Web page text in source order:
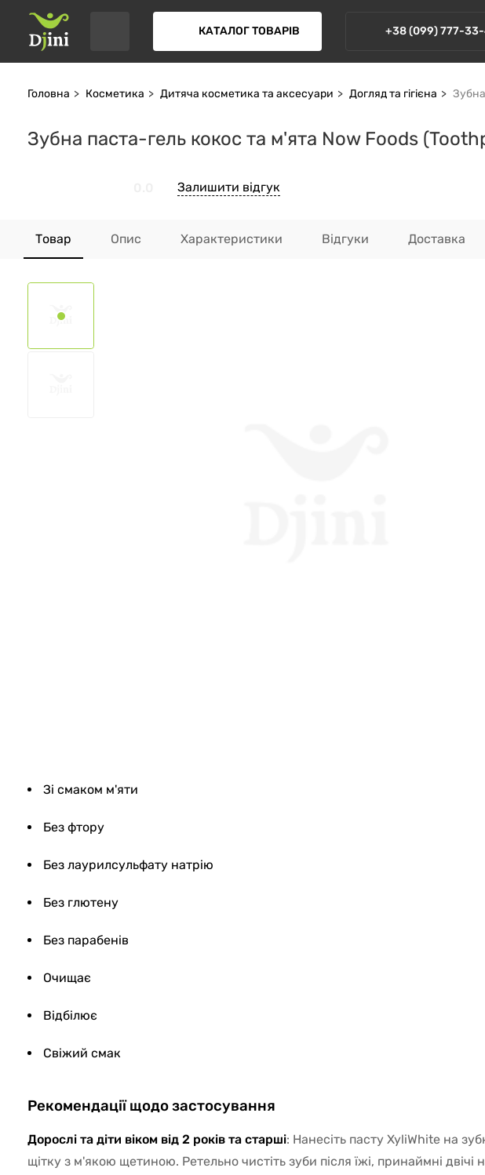
КАТАЛОГ ТОВАРІВ +38 (099) 777-
Головна Косметика Дитяча косметика та аксесуари Догляд та гігієна
Зубна паста-гель кокос та м'ята Now Foods
Залишити відгук
Товар Опис Характеристики Відгуки Доставка
Зі смаком м'яти
Без фтору
Без лаурилсульфату натрію
Без глютену
Без парабенів
Очищає
Відбілює
Свіжий смак
Рекомендації щодо застосування
Дорослі та діти віком від 2 років та старші: Нанесіть пасту XyliWhite на
щітку з м'якою щетиною. Ретельно чистіть зуби після їжі, принаймні двічі